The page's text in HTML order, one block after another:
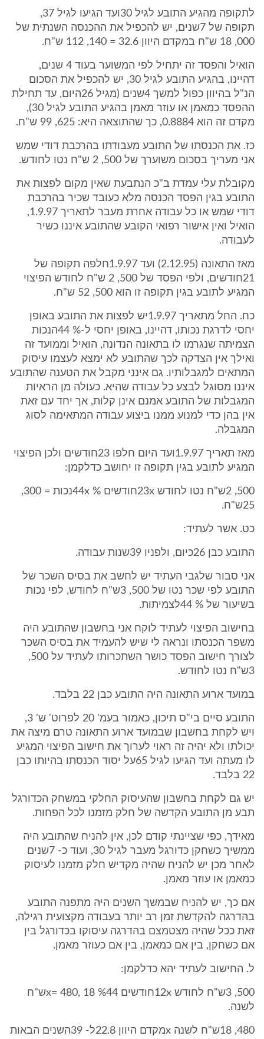
לתקופה מהגיע התובע לגיל 30ועד הגיעו לגיל 37,
תקופה של 7שנים, יש להכפיל את ההכנסה השנתית של
000, 18 ש"ח במקדם היוון 32.6 = 140, 112 ש"ח.
הואיל והפסד זה יתחיל לפי המשוער בעוד 4 שנים,
דהיינו, בהגיע התובע לגיל 30, יש להכפיל את הסכום
הנ"ל בהיוון כפול למשך 4שנים (מגיל 26היום, עד תחילת
ההפסד כמאמן או עוזר מאמן בהגיע התובע לגיל 30),
מקדם זה הוא 0.8884, כך שהתוצאה היא: 625, 99 ש"ח.
כז. את הכנסתו של התובע מעבודתו בהרכבת דודי שמש
אני מעריך בסכום משוערך של 500, 2 ש"ח נטו לחודש.
מקובלת עלי עמדת ב"כ הנתבעת שאין מקום לפצות את
התובע בגין הפסד הכנסה מלא כעובד שכיר בהרכבת
דודי שמש או כל עבודה אחרת מעבר לתאריך 1.9.97,
הואיל ואין אישור רפואי הקובע שהתובע איננו כשיר
לעבודה.
מאז התאונה (2.12.95) ועד 1.9.97חלפה תקופה של
21חודשים, ולפי הפסד של 500, 2 ש"ח לחודש הפיצוי
המגיע לתובע בגין תקופה זו הוא 500, 52 ש"ח.
כח. החל מתאריך 1.9.97יש לפצות את התובע באופן
יחסי לדרגת נכותו, דהיינו, באופן יחסי ל-% 44הנכות
הצמיתה שנגרמו לו בתאונה הנדונה, הואיל וממועד זה
ואילך אין הצדקה לכך שהתובע לא ימצא לעצמו עיסוק
המתאים למגבלותיו. גם אינני מקבל את הטענה שהתובע
איננו מסוגל לבצע כל עבודה שהיא. כעולה מן הראיות
המגבלות של התובע אמנם אינן קלות, אך יחד עם זאת
אין בהן כדי למנוע ממנו ביצוע עבודה המתאימה לסוג
המגבלה.
מאז תאריך 1.9.97ועד היום חלפו 23חודשים ולכן הפיצוי
המגיע לתובע בגין תקופה זו יחושב כדלקמן:
500, 2ש"ח נטו לחודש 23xחודשים % 44xנכות = 300,
25ש"ח.
כט. אשר לעתיד:
התובע כבן 26כיום, ולפניו 39שנות עבודה.
אני סבור שלגבי העתיד יש לחשב את בסיס השכר של
התובע לפי שכר נטו של 500, 3ש"ח לחודש, לפי נכות
בשיעור של % 44לצמיתות.
בחישוב הפיצוי לעתיד לוקח אני בחשבון שהתובע היה
משפר הכנסתו ונראה לי שיש להעמיד את בסיס השכר
לצורך חישוב הפסד כושר השתכרותו לעתיד על 500,
3ש"ח נטו לחודש.
במועד ארוע התאונה היה התובע כבן 22 בלבד.
התובע סיים בי"ס תיכון, כאמור בעמ' 20 לפרוט' ש' 3,
ויש לקחת בחשבון שבמועד ארוע התאונה טרם מיצה את
יכולתו ולא יהיה זה ראוי לערוך את חישוב הפיצוי המגיע
לו מעתה ועד הגיעו לגיל 65על יסוד הכנסתו בהיותו כבן
22 בלבד.
יש גם לקחת בחשבון שהעיסוק החלקי במשחק הכדורגל
תבע מן התובע הקדשה של חלק מזמנו לכל הפחות.
מאידך, כפי שציינתי קודם לכן, אין להניח שהתובע היה
ממשיך כשחקן כדורגל מעבר לגיל 30, ועוד כ- 7שנים
לאחר מכן יש להניח שהיה מקדיש חלק מזמנו לעיסוק
כמאמן או עוזר מאמן.
אם כך, יש להניח שבמשך השנים היה מתפנה התובע
בהדרגה להקדשת זמן רב יותר בעבודה מקצועית רגילה,
זאת ככל שהיה מצטמצם בהדרגה עיסוקו בכדורגל בין
אם כשחקן, בין אם כמאמן, בין אם כעוזר מאמן.
ל. החישוב לעתיד יהא כדלקמן:
500, 3ש"ח לחודש 12xחודשים %44 x= 480, 18ש"ח
לשנה.
480, 18ש"ח לשנה xמקדם היוון 22.8ל- 39השנים הבאות